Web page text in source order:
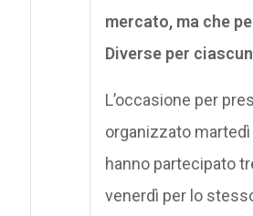
mercato, ma che
Diverse per
L’occasione per
organizzato
hanno partecipato
venerdì per lo